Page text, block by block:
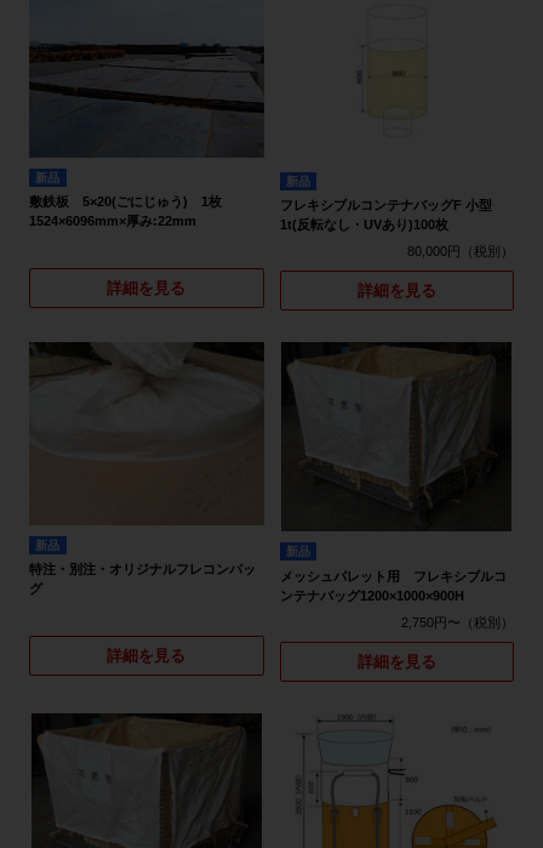
新品
敷鉄板 5×20(ごにじゅう) 1枚
1524×6096mm×厚み:22mm
詳細を見る
新品
フレキシブルコンテナバッグF 小型
1t(反転なし・UVあり)100枚
80,000円
詳細を見る
新品
特注・別注・オリジナルフレコンバッ
グ
詳細を見る
新品
メッシュパレット用 フレキシブルコ
ンテナバッグ1200×1000×900H
2,750円〜
詳細を見る